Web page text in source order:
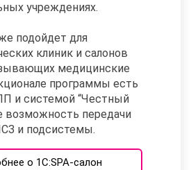
учреждениях.
подойдет для
клиник и салонов
медицинские
программы есть
и системой “Честный
возможность передачи
и подсистемы.
о 1С:SPA-салон